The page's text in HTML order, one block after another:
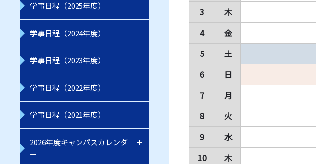
学事日程（2025年度）
学事日程（2024年度）
学事日程（2023年度）
学事日程（2022年度）
学事日程（2021年度）
2026年度キャンパスカレンダ
ー
3
木
4
金
5
土
6
日
7
月
8
火
9
水
10
木